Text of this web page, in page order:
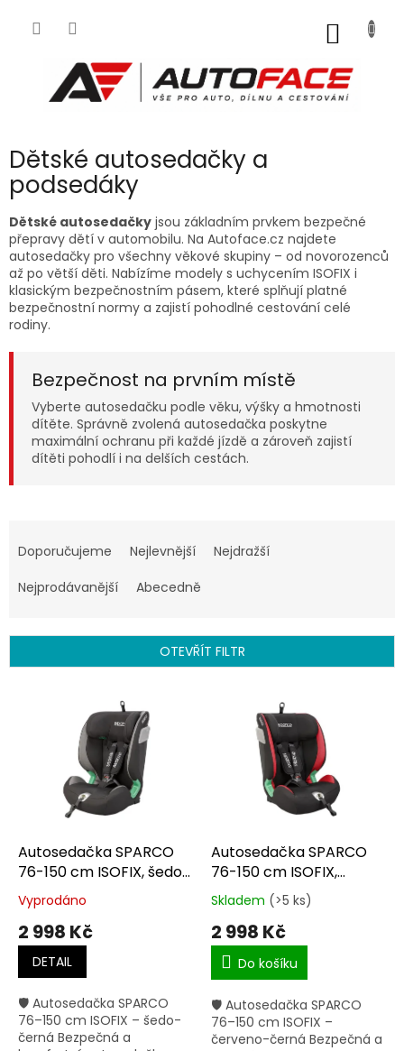
Dětské autosedačky a
podsedáky
Dětské autosedačky jsou základním prvkem bezpečné
přepravy dětí v automobilu. Na Autoface.cz najdete
autosedačky pro všechny věkové skupiny – od novorozenců
až po větší děti. Nabízíme modely s uchycením ISOFIX i
klasickým bezpečnostním pásem, které splňují platné
bezpečnostní normy a zajistí pohodlné cestování celé
rodiny.
Bezpečnost na prvním místě
Vyberte autosedačku podle věku, výšky a hmotnosti
dítěte. Správně zvolená autosedačka poskytne
maximální ochranu při každé jízdě a zároveň zajistí
dítěti pohodlí i na delších cestách.
a
e
í
r
Doporučujeme Nejlevnější
Nejdražší
Nejprodávanější
Abecedně
OTEVŘÍT FILTR
dAutosedačka SPARCO
76-150 cm ISOFIX, šedo-
černá
Průměrné
hodnocení
produktu
5,0
5
hvězdiček.
Vyprodáno
2 998 Kč
DETAIL
🛡 Autosedačka SPARCO
76–150 cm ISOFIX – šedo-
černá Bezpečná a
Autosedačka SPARCO
76-150 cm ISOFIX,
červeno-černá
Průměrné
hodnocení
produktu
5,0
5
hvězdiček.
Skladem (>5 ks)
2 998 Kč
Do košíku
🛡 Autosedačka SPARCO
76–150 cm ISOFIX –
červeno-černá Bezpečná a